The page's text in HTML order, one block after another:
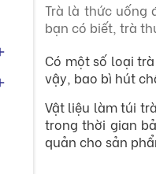
Trà là thức uống
bạn có biết, trà
Có một số loại
vậy, bao bì hút
Vật liệu làm túi
trong thời gian
quản cho sản